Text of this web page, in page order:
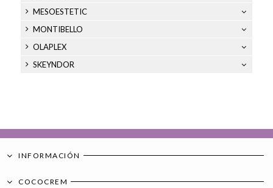
MESOESTETIC
MONTIBELLO
OLAPLEX
SKEYNDOR
INFORMACIÓN
COCOCREM